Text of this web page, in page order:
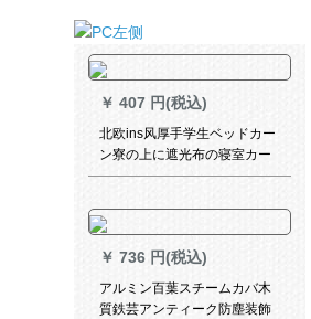
￥ 407 円(税込)
北欧ins风厚手学生ベッドカー
ン寮の上に遮光布の寝室カー
ンのカーターテン热帯雨林を
￥ 736 円(税込)
アルミン百葉スチームカバ木
質鉄芸アンティーク防塵装飾